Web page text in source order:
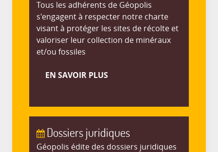
Tous les adhérents de Géopolis
s'engagent à respecter notre charte
visant à protéger les sites de récolte et
valoriser leur collection de minéraux
et/ou fossiles
EN SAVOIR PLUS
Dossiers juridiques
Géopolis édite des dossiers juridiques